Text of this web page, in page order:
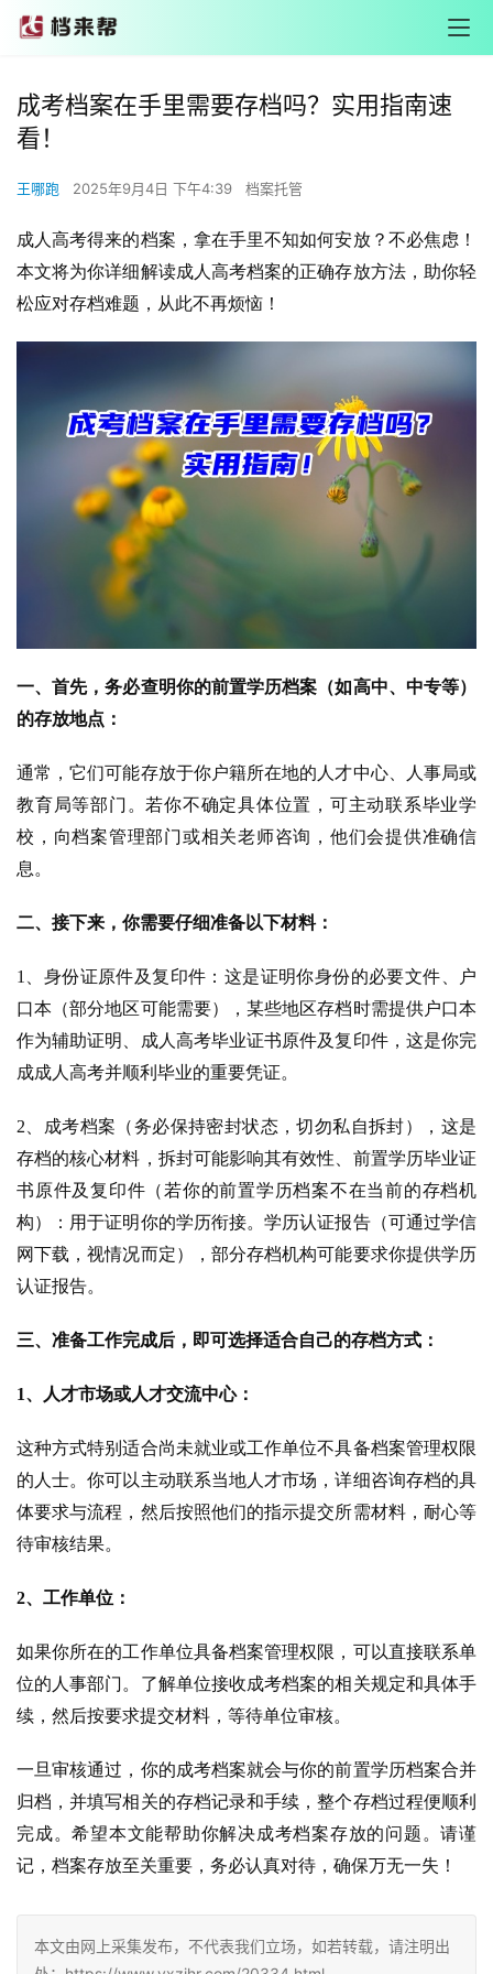
成考档案在手里需要存档吗？实用指南速
看！
王哪跑 2025年9月4日 下午4:39 档案托管
成人高考得来的档案，拿在手里不知如何安放？不必焦虑！
本文将为你详细解读成人高考档案的正确存放方法，助你轻
松应对存档难题，从此不再烦恼！
一、首先，务必查明你的前置学历档案（如高中、中专等）
的存放地点：
通常，它们可能存放于你户籍所在地的人才中心、人事局或
教育局等部门。若你不确定具体位置，可主动联系毕业学
校，向档案管理部门或相关老师咨询，他们会提供准确信
息。
二、接下来，你需要仔细准备以下材料：
1、身份证原件及复印件：这是证明你身份的必要文件、户
口本（部分地区可能需要），某些地区存档时需提供户口本
作为辅助证明、成人高考毕业证书原件及复印件，这是你完
成成人高考并顺利毕业的重要凭证。
2、成考档案（务必保持密封状态，切勿私自拆封），这是
存档的核心材料，拆封可能影响其有效性、前置学历毕业证
书原件及复印件（若你的前置学历档案不在当前的存档机
构）：用于证明你的学历衔接。学历认证报告（可通过学信
网下载，视情况而定），部分存档机构可能要求你提供学历
认证报告。
三、准备工作完成后，即可选择适合自己的存档方式：
1、人才市场或人才交流中心：
这种方式特别适合尚未就业或工作单位不具备档案管理权限
的人士。你可以主动联系当地人才市场，详细咨询存档的具
体要求与流程，然后按照他们的指示提交所需材料，耐心等
待审核结果。
2、工作单位：
如果你所在的工作单位具备档案管理权限，可以直接联系单
位的人事部门。了解单位接收成考档案的相关规定和具体手
续，然后按要求提交材料，等待单位审核。
一旦审核通过，你的成考档案就会与你的前置学历档案合并
归档，并填写相关的存档记录和手续，整个存档过程便顺利
完成。希望本文能帮助你解决成考档案存放的问题。请谨
记，档案存放至关重要，务必认真对待，确保万无一失！
本文由网上采集发布，不代表我们立场，如若转载，请注明出